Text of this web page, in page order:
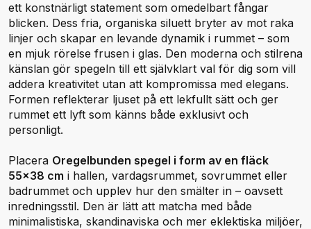
ett konstnärligt statement som omedelbart fångar
blicken. Dess fria, organiska siluett bryter av mot raka
linjer och skapar en levande dynamik i rummet – som
en mjuk rörelse frusen i glas. Den moderna och stilrena
känslan gör spegeln till ett självklart val för dig som vill
addera kreativitet utan att kompromissa med elegans.
Formen reflekterar ljuset på ett lekfullt sätt och ger
rummet ett lyft som känns både exklusivt och
personligt.
Placera Oregelbunden spegel i form av en fläck
55x38 cm i hallen, vardagsrummet, sovrummet eller
badrummet och upplev hur den smälter in – oavsett
inredningsstil. Den är lätt att matcha med både
minimalistiska, skandinaviska och mer eklektiska miljöer,